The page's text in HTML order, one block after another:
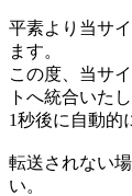
平素より当サ
ます。
この度、当サ
トへ統合いた
1秒後に自動的
転送されない
い。